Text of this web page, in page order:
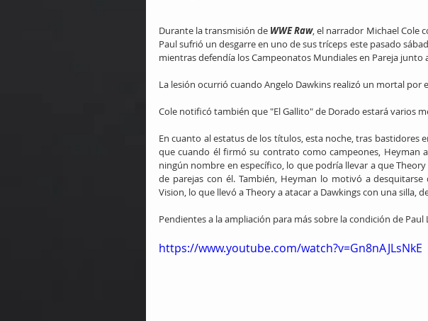
Durante la transmisión de WWE Raw, el narrador Michael Cole
Paul sufrió un desgarre en uno de sus tríceps este pasado
mientras defendía los Campeonatos Mundiales en Pareja
La lesión ocurrió cuando Angelo Dawkins realizó un mortal por
Cole notificó también que "El Gallito" de Dorado estará varios
En cuanto al estatus de los títulos, esta noche, tras bastidores
que cuando él firmó su contrato como campeones, Heyman
ningún nombre en específico, lo que podría llevar a que
de parejas con él. También, Heyman lo motivó a
Vision, lo que llevó a Theory a atacar a Dawkings con una silla,
Pendientes a la ampliación para más sobre la condición de Paul
https://www.youtube.com/watch?v=Gn8nAJLsNkE